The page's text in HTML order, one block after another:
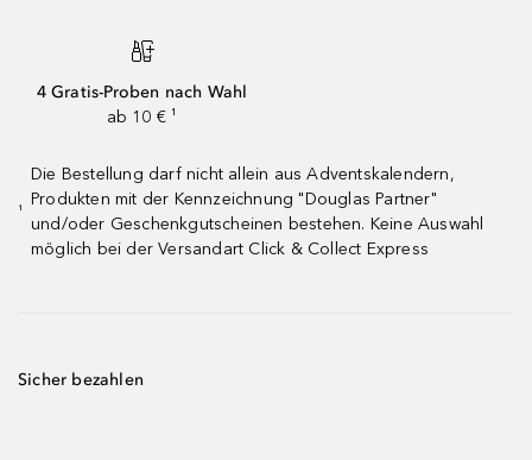
4 Gratis-Proben nach Wahl
ab 10 € ¹
¹
Die Bestellung darf nicht allein aus Adventskalendern,
Produkten mit der Kennzeichnung "Douglas Partner"
und/oder Geschenkgutscheinen bestehen. Keine Auswahl
möglich bei der Versandart Click & Collect Express
Sicher bezahlen